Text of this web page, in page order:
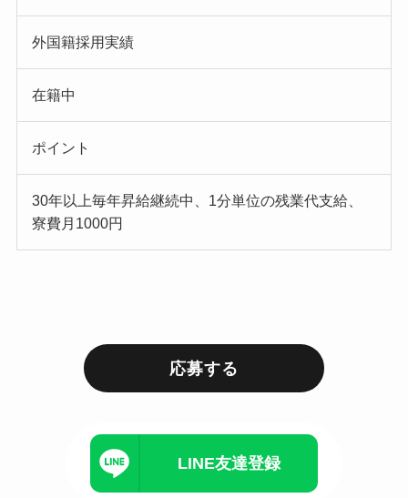
外国籍採用実績
在籍中
ポイント
30年以上毎年昇給継続中、1分単位の残業代支給、
寮費月1000円
応募する
LINE友達登録